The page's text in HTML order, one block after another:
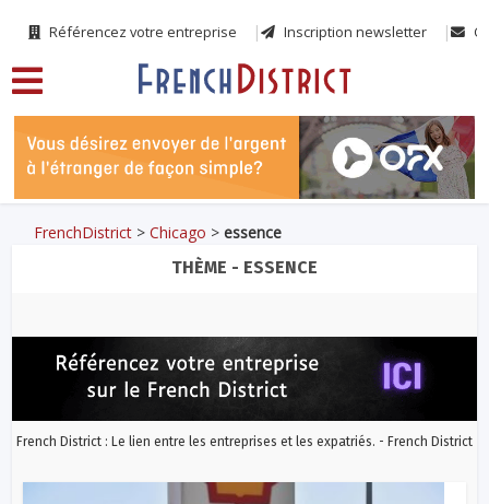
Référencez votre entreprise Inscription newsletter
FrenchDistrict >Chicago >essence
THÈME - ESSENCE
French District : Le lien entre les entreprises et les expatriés. - French District